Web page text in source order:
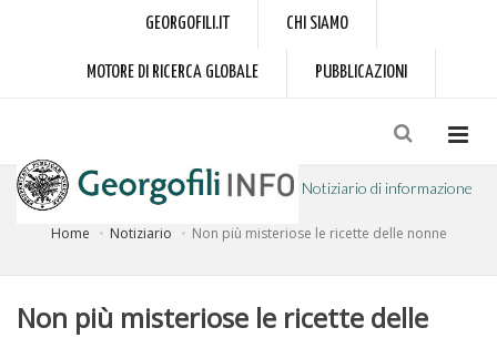
GEORGOFILI.IT CHI SIAMO
MOTORE DI RICERCA GLOBALE PUBBLICAZIONI
Notiziario di informazione
Home Notiziario Non più misteriose le ricette delle nonne
Non più misteriose le ricette delle